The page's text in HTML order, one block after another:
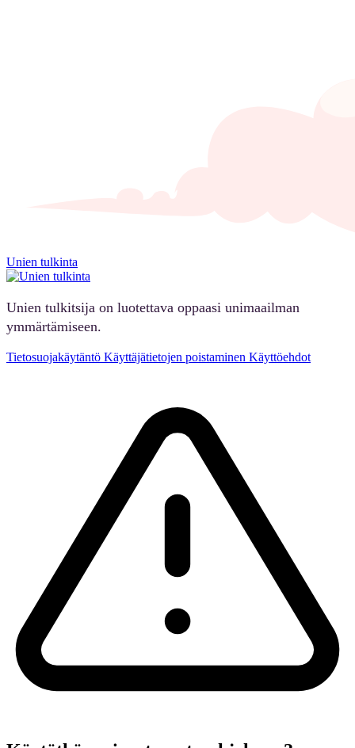
Unien tulkinta
Unien tulkitsija on luotettava oppaasi unimaailman
ymmärtämiseen.
Tietosuojakäytäntö Käyttäjätietojen poistaminen Käyttöehdot